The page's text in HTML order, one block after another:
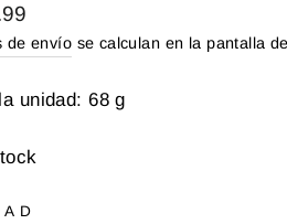
de envío se calculan en la pantalla
unidad: 68 g